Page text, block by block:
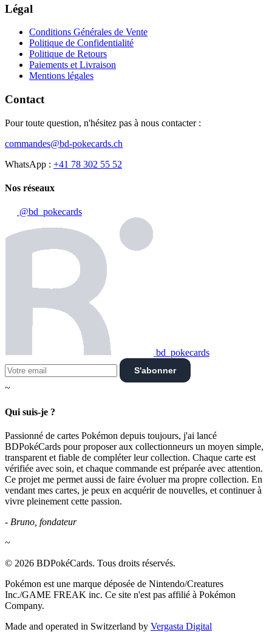
Légal
Conditions Générales de Vente
Politique de Confidentialité
Politique de Retours
Paiements et Livraison
Mentions légales
Contact
Pour toute question, n'hésitez pas à nous contacter :
commandes@bd-pokecards.ch
WhatsApp : +41 78 302 55 52
Nos réseaux
@bd_pokecards
bd_pokecards
S'abonner
~
Qui suis-je ?
Passionné de cartes Pokémon depuis toujours, j'ai lancé
BDPokéCards pour proposer aux collectionneurs un moyen simple,
transparent et fiable de compléter leur collection. Chaque carte est
vérifiée avec soin, et chaque commande est préparée avec attention.
Ce projet me permet aussi de faire évoluer ma propre collection. En
vendant mes cartes, je peux en acquérir de nouvelles, et continuer à
vivre pleinement cette passion.
- Bruno, fondateur
~
© 2026 BDPokéCards. Tous droits réservés.
Pokémon est une marque déposée de Nintendo/Creatures
Inc./GAME FREAK inc. Ce site n'est pas affilié à Pokémon
Company.
Made and operated in Switzerland by Vergasta Digital